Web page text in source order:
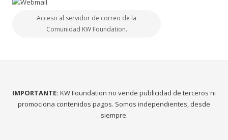
Acceso al servidor de correo de la
Comunidad KW Foundation.
IMPORTANTE: KW Foundation no vende publicidad de terceros ni
promociona contenidos pagos. Somos independientes, desde
siempre.